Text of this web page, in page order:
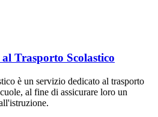
Trasporto Scolastico
è un servizio dedicato al trasporto
al fine di assicurare loro un